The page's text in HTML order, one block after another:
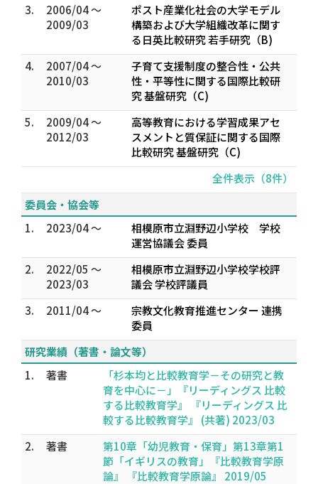
3.
2006/04 ～
2009/03
ポスト産業化社会の大学モデル
構築および大学組織改革に関す
る日英比較研究 若手研究（B)
4.
2007/04 ～
2010/03
子育て支援制度の整合性・公共
性・平等性に関する国際比較研
究 基盤研究（C)
5.
2009/04 ～
2012/03
高等教育における学習成果アセ
スメントと質保証に関する国際
比較研究 基盤研究（C)
全件表示（8件）
委員会・協会等
1.
2023/04 ～
相模原市立淵野辺小学校 学校
運営協議会 委員
2.
2022/05 ～
2023/03
相模原市立淵野辺小学校学校評
議会 学校評議員
3.
2011/04 ～
宗教文化教育推進センター 連携
委員
研究業績（著書・論文等）
1.
著書
「杉本均と比較教育学－その研究と教
育を中心に－」『リーディングス 比較
する比較教育学』 『リーディングス 比
較する比較教育学』 (共著) 2023/03
2.
著書
第10章「幼児教育・保育」第13章第1
節「イギリスの教育」『比較教育学原
論』 『比較教育学原論』 2019/05